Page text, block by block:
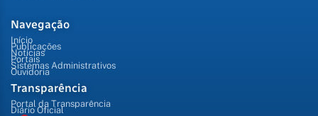
Navegação
Início
Publicações
Notícias
Portais
Sistemas Administrativos
Ouvidoria
Transparência
Portal da Transparência
Diário Oficial